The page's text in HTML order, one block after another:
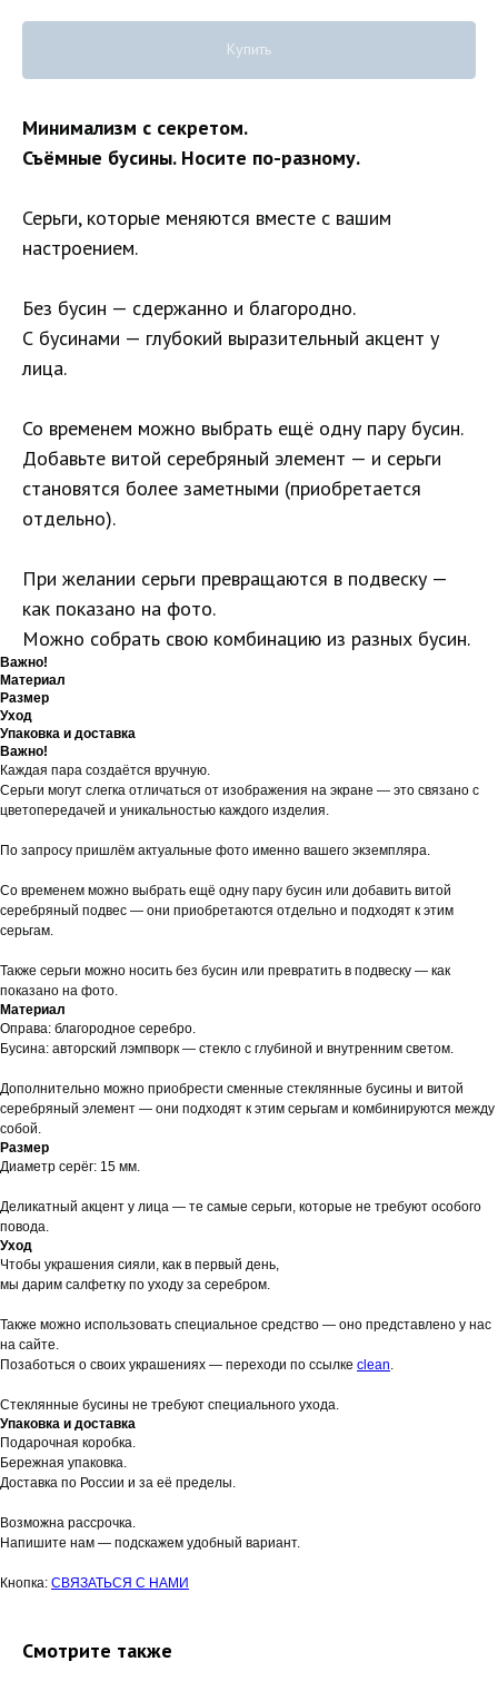
Купить
Минимализм с секретом.
Съёмные бусины. Носите по-разному.
Серьги, которые меняются вместе с вашим
настроением.
Без бусин — сдержанно и благородно.
С бусинами — глубокий выразительный акцент у
лица.
Со временем можно выбрать ещё одну пару бусин.
Добавьте витой серебряный элемент — и серьги
становятся более заметными (приобретается
отдельно).
При желании серьги превращаются в подвеску —
как показано на фото.
Можно собрать свою комбинацию из разных бусин.
Важно!
Материал
Размер
Уход
Упаковка и доставка
Важно!
Каждая пара создаётся вручную.
Серьги могут слегка отличаться от изображения на экране — это связано с
цветопередачей и уникальностью каждого изделия.
По запросу пришлём актуальные фото именно вашего экземпляра.
Со временем можно выбрать ещё одну пару бусин или добавить витой
серебряный подвес — они приобретаются отдельно и подходят к этим
серьгам.
Также серьги можно носить без бусин или превратить в подвеску — как
показано на фото.
Материал
Оправа: благородное серебро.
Бусина: авторский лэмпворк — стекло с глубиной и внутренним светом.
Дополнительно можно приобрести сменные стеклянные бусины и витой
серебряный элемент — они подходят к этим серьгам и комбинируются между
собой.
Размер
Диаметр серёг: 15 мм.
Деликатный акцент у лица — те самые серьги, которые не требуют особого
повода.
Уход
Чтобы украшения сияли, как в первый день,
мы дарим салфетку по уходу за серебром.
Также можно использовать специальное средство — оно представлено у нас
на сайте.
Позаботься о своих украшениях — переходи по ссылке clean
Стеклянные бусины не требуют специального ухода.
Упаковка и доставка
Подарочная коробка.
Бережная упаковка.
Доставка по России и за её пределы.
Возможна рассрочка.
Напишите нам — подскажем удобный вариант.
Кнопка: СВЯЗАТЬСЯ С НАМИ
Смотрите также